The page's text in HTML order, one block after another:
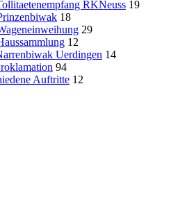
RKNeuss 19
18
29
12
Uerdingen 14
94
Auftritte 12